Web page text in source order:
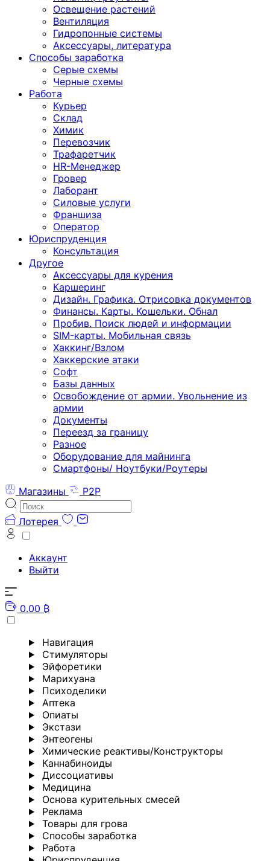
Освещение растений
Вентиляция
Гидропонные системы
Аксессуары, литература
Способы заработка
Серые схемы
Черные схемы
Работа
Курьер
Склад
Химик
Перевозчик
Трафаретчик
HR-Менеджер
Гровер
Лаборант
Силовые услуги
Франшиза
Оператор
Юриспруденция
Консультация
Другoе
Аксессуары для курения
Каршеринг
Дизайн. Графика. Отрисовка документов
Финансы. Карты. Кошельки. Обнал
Пробив. Поиск людей и информации
SIM-карты. Мобильная связь
Хаккинг/Взлом
Хаккерские атаки
Софт
Базы данных
Освобождение от армии. Увольнение из
армии
Документы
Переезд за границу
Разное
Оборудование для майнинга
Смартфоны/ Ноутбуки/Роутеры
Магазины
P2P
Лотерея
Аккаунт
Выйти
0.00 ₿
Навигация
Стимуляторы
Эйфоретики
Марихуана
Психоделики
Аптека
Опиаты
Экстази
Энтеогены
Химические реактивы/Конструкторы
Каннабиноиды
Диссоциативы
Медицина
Основа курительных смесей
Реклама
Товары для грова
Способы заработка
Работа